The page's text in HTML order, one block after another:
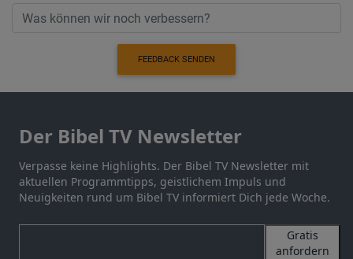
FEEDBACK SENDEN
Der Bibel TV Newsletter
Verpasse keine Highlights. Der Bibel TV Newsletter mit
aktuellen Programmtipps, geistlichem Impuls und
Neuigkeiten rund um Bibel TV informiert Dich jede Woche.
Gratis
anfordern